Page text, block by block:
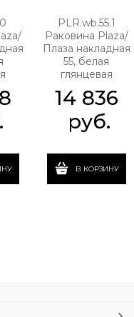
PLR.wb.55.1
Раковина Plaza/
Плаза накладная
55, белая
глянцевая
14 836
руб.
В КОРЗИНУ